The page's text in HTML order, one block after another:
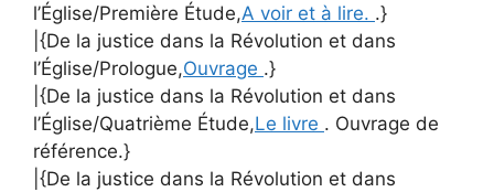
l’Église/Première Étude,A voir et à lire. .}
|{De la justice dans la Révolution et dans
l’Église/Prologue,Ouvrage .}
|{De la justice dans la Révolution et dans
l’Église/Quatrième Étude,Le livre . Ouvrage de
référence.}
|{De la justice dans la Révolution et dans